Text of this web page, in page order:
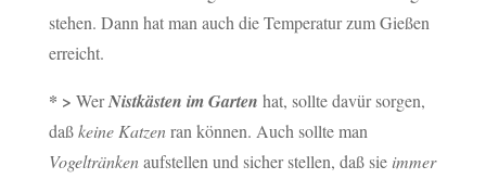
stehen. Dann hat man auch die Temperatur zum Gießen
erreicht.
* > WerNistkästen im Garten hat, sollte davür sorgen,
daßkeine Katzenran können. Auch sollte man
Vogeltränkenaufstellen und sicher stellen, daß sieimmer